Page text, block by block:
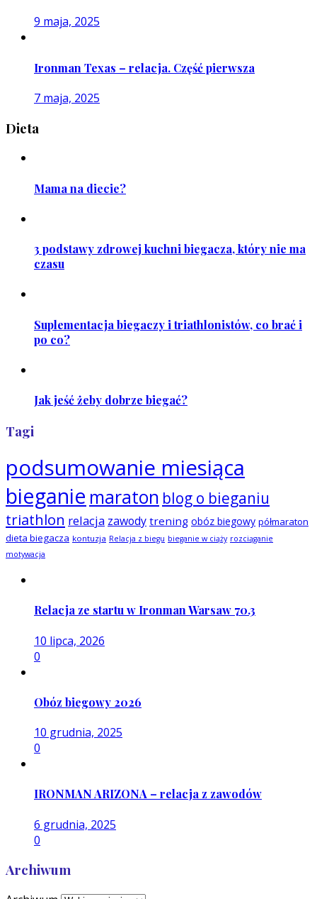
9 maja, 2025
Ironman Texas – relacja. Część pierwsza
7 maja, 2025
Dieta
Mama na diecie?
3 podstawy zdrowej kuchni biegacza, który nie ma
czasu
Suplementacja biegaczy i triathlonistów, co brać i
po co?
Jak jeść żeby dobrze biegać?
Tagi
podsumowanie miesiąca
bieganie maraton blog o bieganiu
triathlon relacja zawody trening obóz biegowy półmaraton
dieta biegacza kontuzja Relacja z biegu bieganie w ciąży rozciąganie
motywacja
Relacja ze startu w Ironman Warsaw 70.3
10 lipca, 2026
0
Obóz biegowy 2026
10 grudnia, 2025
0
IRONMAN ARIZONA – relacja z zawodów
6 grudnia, 2025
0
Archiwum